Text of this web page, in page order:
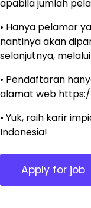
apabila jumlah
• Hanya pelamar
nantinya akan
selanjutnya,
• Pendaftaran
alamat web
• Yuk, raih karir
Indonesia!